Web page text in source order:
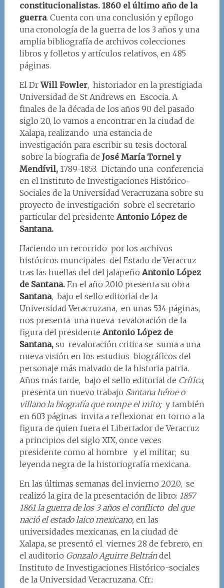
constitucionalistas. 1860 el último año de la
guerra. Cuenta con una conclusión y epílogo
una cronología de la guerra de los 3 años y una
amplia bibliografía de archivos colecciones
libros y folletos y artículos relativos, en 485
páginas.
El DrWill Fowler, historiador en la prestigiada
Universidad de St Andrews en Escocia. A
finales de la década de los años 90 del pasado
siglo 20, lo vamos a encontrar en la ciudad de
Xalapa, realizando una estancia de
investigación para escribir su tesis doctoral
sobre la biografia de José María Tornel y
Mendívil,1789-1853. Dictando una conferencia
en el Instituto de Investigaciones Histórico-
Sociales de la Universidad Veracruzana sobre su
proyecto de investigación sobre el secretario
particular del presidente Antonio López de
Santana.
Haciendo un recorrido por los archivos
históricos muncipales del Estado de Veracruz
tras las huellas del del jalapeño Antonio López
de Santana.En el año 2010 presenta su obra
Santana, bajo el sello editorial de la
Universidad Veracruzana, en unas 534 páginas,
nos presenta una nueva revaloración de la
figura del presidente Antonio López de
Santana,su revaloración critica se suma a una
nueva visión en los estudios biográficos del
personaje más malvado de la historia patria.
Años más tarde, bajo el sello editorial de Crítica,
presenta un nuevo trabajo Santana héroe o
villano la biografía que rompe el mito; y también
en 603 páginas invita a reflexionar en torno a la
figura de quien fuera el Libertador de Veracruz
a principios del siglo XIX, once veces
presidente como al hombre y el militar; su
leyenda negra de la historiografía mexicana.
En las últimas semanas del invierno 2020, se
realizó la gira de la presentación de libro: 1857
1861 la guerra de los 3 años el conflicto del que
nació el estado laico mexicano, en las
universidades mexicanas, en la ciudad de
Xalapa, se presentó el viernes 28 de febrero, en
el auditorio Gonzalo Aguirre Beltrándel
Instituto de Investigaciones Histórico-sociales
de la Universidad Veracruzana. Cfr.: